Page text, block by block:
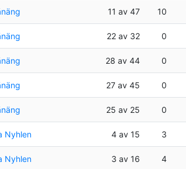
11 av 47 10
22 av 32 0
28 av 44 0
27 av 45 0
25 av 25 0
Nyhlen 4 av 15 3
Nyhlen 3 av 16 4